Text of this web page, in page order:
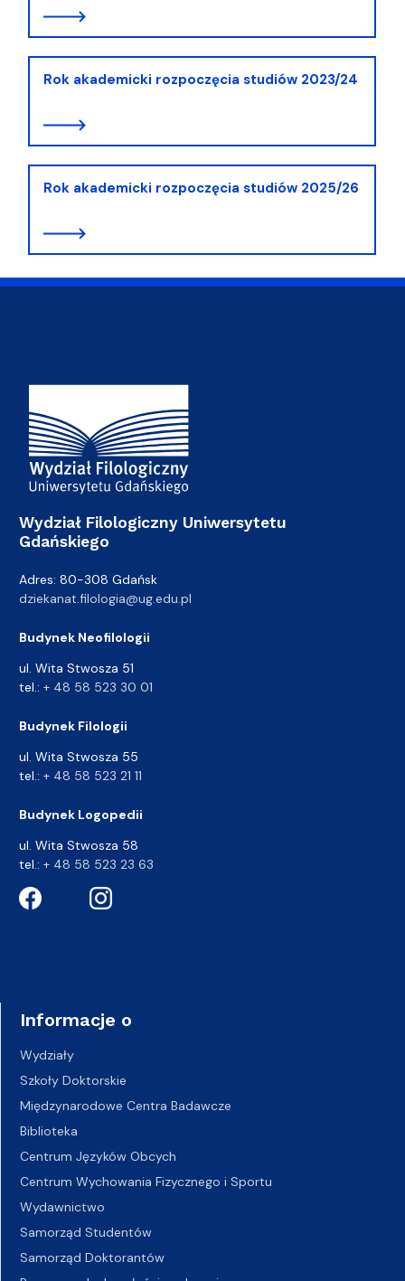
Rok akademicki rozpoczęcia studiów 2023/24
Rok akademicki rozpoczęcia studiów 2025/26
Adres Wydziału
Wydział Filologiczny Uniwersytetu
Gdańskiego
Adres: 80-308 Gdańsk
dziekanat.filologia@ug.edu.pl
Budynek Neofilologii
ul. Wita Stwosza 51
tel.: + 48 58 523 30 01
Budynek Filologii
ul. Wita Stwosza 55
tel.: + 48 58 523 21 11
Budynek Logopedii
ul. Wita Stwosza 58
tel.: + 48 58 523 23 63
Informacje o
Wydziały
Szkoły Doktorskie
Międzynarodowe Centra Badawcze
Biblioteka
Centrum Języków Obcych
Centrum Wychowania Fizycznego i Sportu
Wydawnictwo
Samorząd Studentów
Samorząd Doktorantów